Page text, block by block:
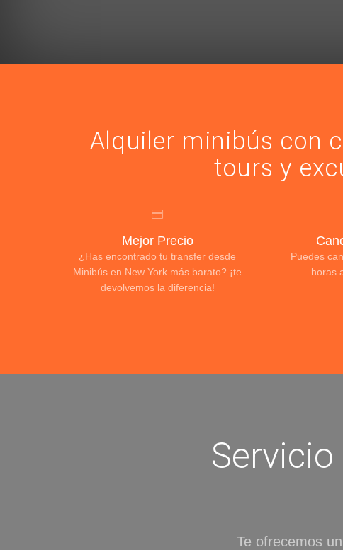
Alquiler minibús con
tours y
Mejor Precio
¿Has encontrado tu transfer desde
Minibús en New York más barato? ¡te
devolvemos la diferencia!
Puedes
horas
Te ofrecemos